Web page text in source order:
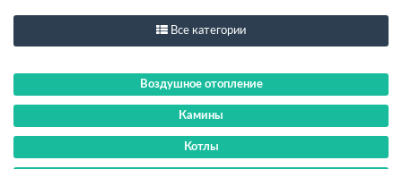
Все категории
Воздушное отопление
Камины
Котлы